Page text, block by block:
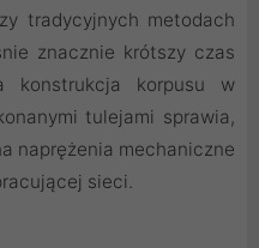
tradycyjnych metodach
znacznie krótszy czas
konstrukcja korpusu w
tulejami sprawia,
naprężenia mechaniczne
sieci.